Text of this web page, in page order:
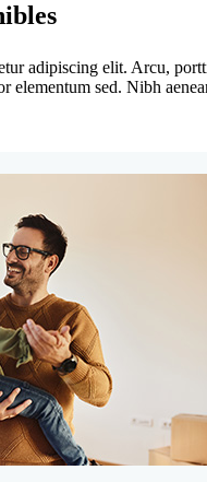
adipiscing elit. Arcu,
elementum sed. Nibh